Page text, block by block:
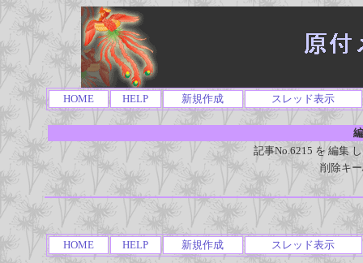
HOME HELP 新規作成 スレッド表示
記事No.6215 を 編集
削除キ
HOME HELP 新規作成 スレッド表示